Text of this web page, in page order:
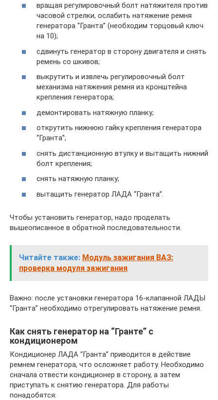
вращая регулировочный болт натяжителя против
часовой стрелки, ослабить натяжение ремня
генератора “Гранта” (необходим торцовый ключ
на 10);
сдвинуть генератор в сторону двигателя и снять
ремень со шкивов;
выкрутить и извлечь регулировочный болт
механизма натяжения ремня из кронштейна
крепления генератора;
демонтировать натяжную планку;
открутить нижнюю гайку крепления генератора
“Гранта”;
снять дистанционную втулку и вытащить нижний
болт крепления;
снять натяжную планку;
вытащить генератор ЛАДА “Гранта”.
Чтобы установить генератор, надо проделать
вышеописанное в обратной последовательности.
Читайте также: Модуль зажигания ВАЗ:
проверка модуля зажигания
Важно: после установки генератора 16-клапанной ЛАДЫ
“Гранта” необходимо отрегулировать натяжение ремня.
Как снять генератор на “Гранте” с
кондиционером
Кондиционер ЛАДА “Гранта” приводится в действие
ремнем генератора, что осложняет работу. Необходимо
сначала отвести кондиционер в сторону, а затем
приступать к снятию генератора. Для работы
понадобятся: